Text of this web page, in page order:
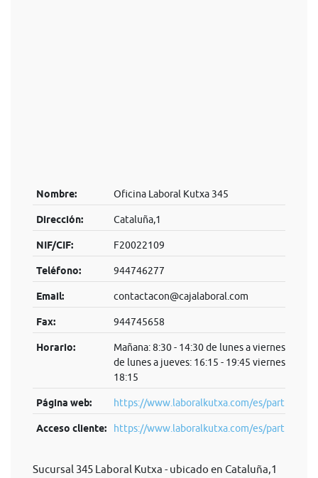
Nombre: Oficina Laboral Kutxa 345
Dirección: Cataluña,1
NIF/CIF: F20022109
Teléfono: 944746277
Email: contactacon@cajalaboral.com
Fax: 944745658
Horario:
Mañana: 8:30 - 14:30 de lunes a viernes Tarde:
de lunes a jueves: 16:15 - 19:45 viernes: 16:15
18:15
Página web: https://www.laboralkutxa.com/es/
Acceso cliente: https://www.laboralkutxa.com/es/parti...
Sucursal 345 Laboral Kutxa - ubicado en Cataluña,1